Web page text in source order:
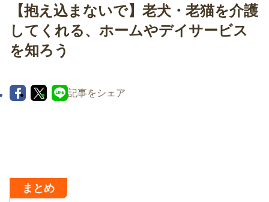
【抱え込まないで】老犬・老猫を介護
してくれる、ホームやデイサービス
を知ろう
記事をシェア
まとめ